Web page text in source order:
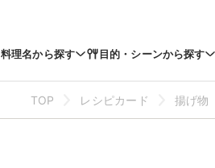
料理名から探す 目的・シーンから探す
TOP レシピカード 揚げ物